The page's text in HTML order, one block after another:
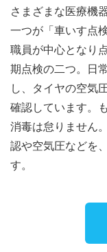
さまざまな医療機
一つが「車いす点
職員が中心となり
期点検の二つ。日
し、タイヤの空気
確認しています。
消毒は怠りません
認や空気圧などを
す。